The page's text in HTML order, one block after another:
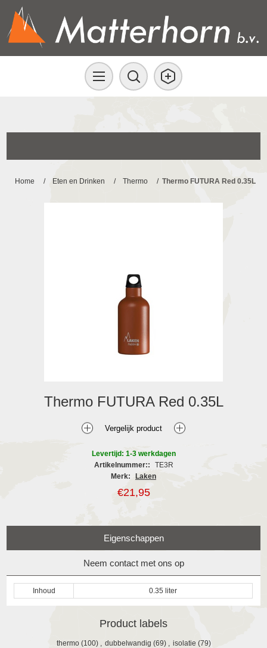
Home / Eten en Drinken / Thermo / Thermo FUTURA Red 0.35L
Thermo FUTURA Red 0.35L
Levertijd: 1-3 werkdagen
Artikelnummer::
TE3R
Merk:
Laken
€21,95
Eigenschappen
Neem contact met ons op
Inhoud 0.35 liter
Product labels
thermo (100) dubbelwandig (69) isolatie (79)